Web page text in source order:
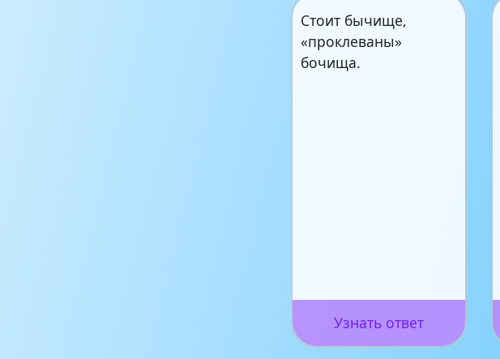
Стоит бычище,
«проклеваны»
бочища.
Узнать ответ